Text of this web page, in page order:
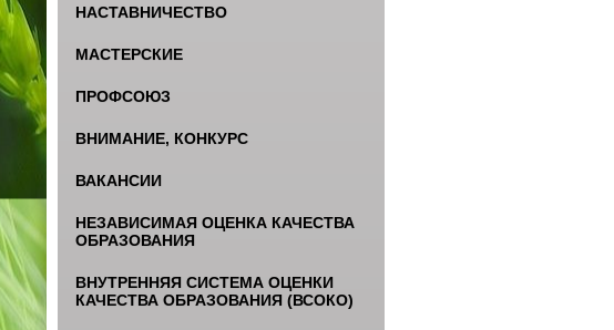
НАСТАВНИЧЕСТВО
МАСТЕРСКИЕ
ПРОФСОЮЗ
ВНИМАНИЕ, КОНКУРС
ВАКАНСИИ
НЕЗАВИСИМАЯ ОЦЕНКА КАЧЕСТВА
ОБРАЗОВАНИЯ
ВНУТРЕННЯЯ СИСТЕМА ОЦЕНКИ
КАЧЕСТВА ОБРАЗОВАНИЯ (ВСОКО)